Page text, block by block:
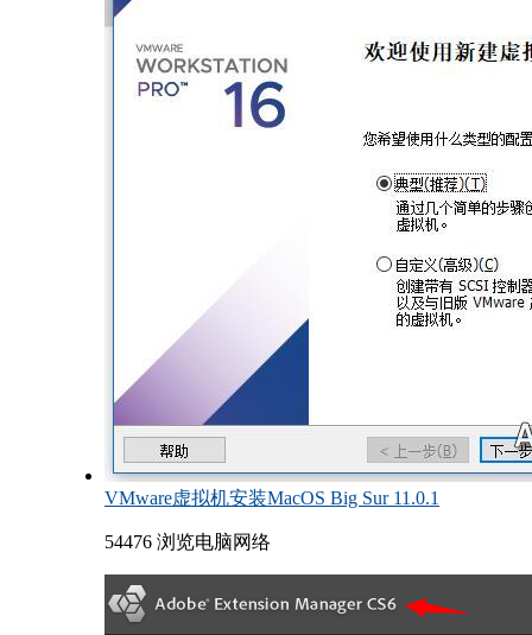
VMware虚拟机安装MacOS Big Sur 11.0.1
54476 浏览电脑网络